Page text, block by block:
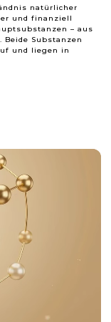
natürlicher
und finanziell
– aus
Beide Substanzen
und liegen in